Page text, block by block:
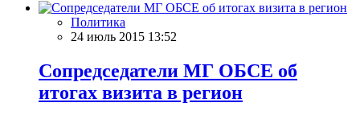
Политика
24 июль 2015 13:52
Сопредседатели МГ ОБСЕ об
итогах визита в регион